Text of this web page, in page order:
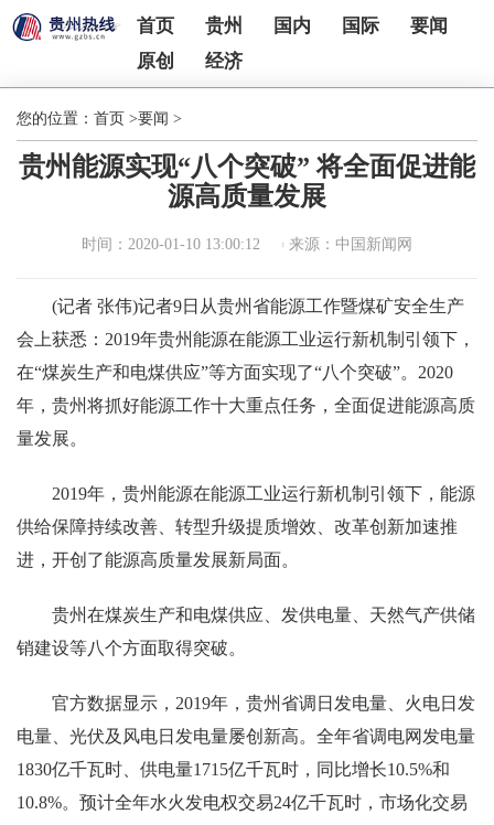
首页 贵州 国内 国际
要闻
原创
经济
您的位置： 首页 >要闻 >
贵州能源实现“八个突破” 将全面促进能
源高质量发展
时间：2020-01-10 13:00:12 来源：中国新闻网
(记者 张伟)记者9日从贵州省能源工作暨煤矿安全生产
会上获悉：2019年贵州能源在能源工业运行新机制引领下，
在“煤炭生产和电煤供应”等方面实现了“八个突破”。2020
年，贵州将抓好能源工作十大重点任务，全面促进能源高质
量发展。
2019年，贵州能源在能源工业运行新机制引领下，能源
供给保障持续改善、转型升级提质增效、改革创新加速推
进，开创了能源高质量发展新局面。
贵州在煤炭生产和电煤供应、发供电量、天然气产供储
销建设等八个方面取得突破。
官方数据显示，2019年，贵州省调日发电量、火电日发
电量、光伏及风电日发电量屡创新高。全年省调电网发电量
1830亿千瓦时、供电量1715亿千瓦时，同比增长10.5%和
10.8%。预计全年水火发电权交易24亿千瓦时，市场化交易